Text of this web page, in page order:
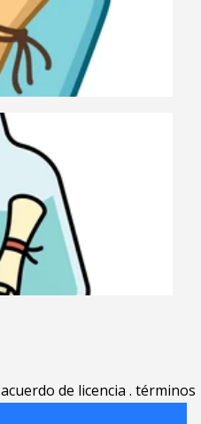
acuerdo de licencia . términos